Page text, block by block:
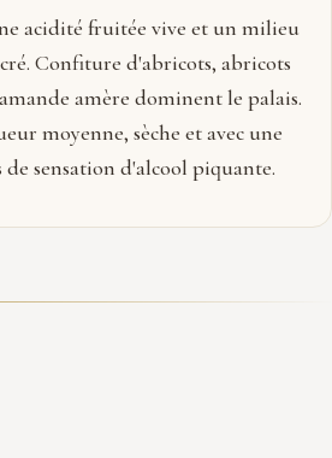
acidité fruitée vive et un milieu
Confiture d'abricots, abricots
amère dominent le palais.
moyenne, sèche et avec une
de sensation d'alcool piquante.